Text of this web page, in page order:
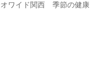
ワイド関西 季節の健康